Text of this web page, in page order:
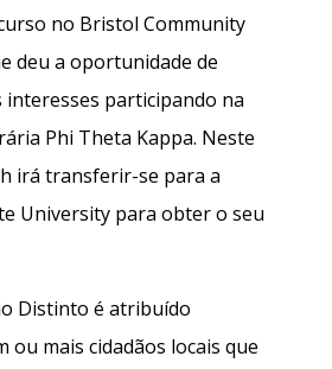
no Bristol Community
deu a oportunidade de
participando na
Phi Theta Kappa. Neste
irá transferir-se para a
University para obter o seu
Distinto é atribuído
ou mais cidadãos locais que